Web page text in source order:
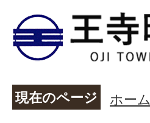
現在のページ ホーム